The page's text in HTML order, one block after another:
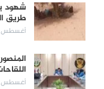
طريق
أغسطس 6, 2026
أغسطس 6, 2026